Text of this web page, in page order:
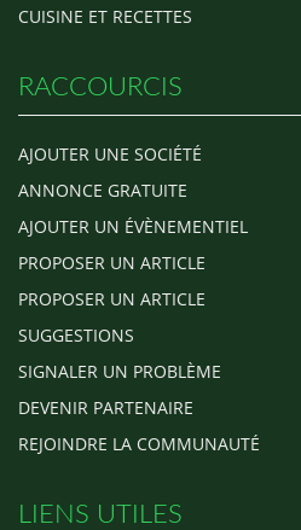
CUISINE ET RECETTES
RACCOURCIS
AJOUTER UNE SOCIÉTÉ
ANNONCE GRATUITE
AJOUTER UN ÉVÈNEMENTIEL
PROPOSER UN ARTICLE
PROPOSER UN ARTICLE
SUGGESTIONS
SIGNALER UN PROBLÈME
DEVENIR PARTENAIRE
REJOINDRE LA COMMUNAUTÉ
LIENS UTILES